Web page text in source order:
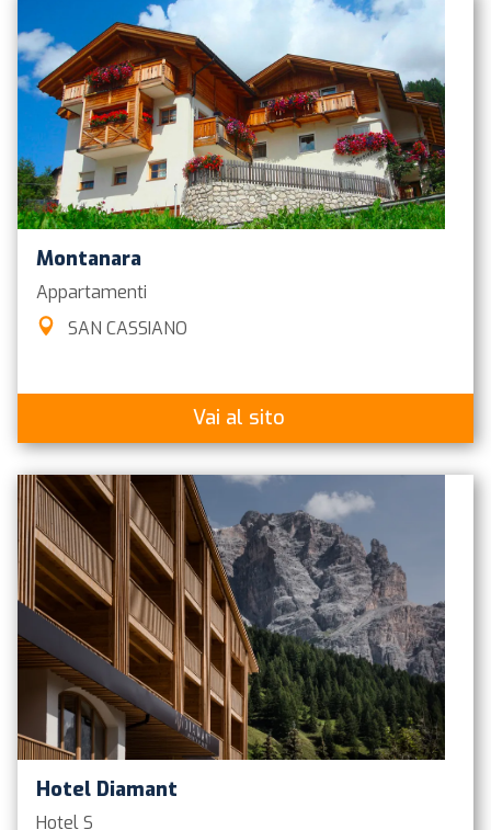
Montanara
Appartamenti
SAN CASSIANO
Vai al sito
Hotel Diamant
HotelS